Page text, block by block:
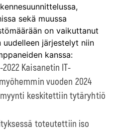
sekä muussa
on vaikuttanut
järjestelyt niin
kanssa:
Kaisanetin IT-
vuoden 2024
keskitettiin tytäryhtiö
toteutettiin iso